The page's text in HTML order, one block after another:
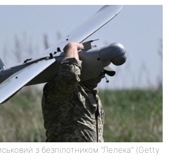
з безпілотником "Лелека" (Getty